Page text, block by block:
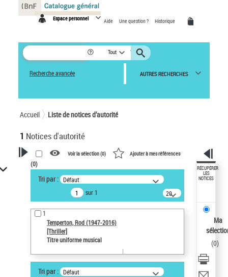
Espace personnel Aide Une question ? Historique
Tout
Recherche avancée AUTRES RECHERCHES
Accueil Liste de notices d’autorité
1 Notices d'autorité
VOTRE RECHERCHE
Recherche avancée dans les
notices d’autorité
Œuvres liées à l'auteur :
Temperton, Rod (1947-2016)
Voir la sélection (0) Ajouter à mes références
(0)
Tri par : Défaut
sur 1
20
résultats/page
1
Temperton, Rod (1947-2016)
[Thriller]
Titre uniforme musical
Tri par : Défaut
RÉCUPÉRER
LES
NOTICES
Ma
(0)
Panneau de gestion des cookies